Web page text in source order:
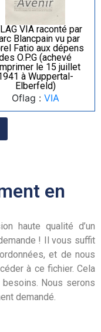
VIA raconté par
Blancpain vu par
Fatio aux dépens
O.P.G (achevé
le 15 juillet
à Wuppertal-
Elberfeld)
Oflag : VIA
en
haute qualité d’un
! Il vous suffit
et de nous
à ce fichier. Cela
Nous serons
demandé.